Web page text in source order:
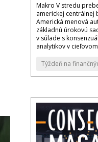
Makro V stredu
americkej centrálnej
Americká menová
základnú úrokovú
v súlade s
analytikov v
Týždeň na